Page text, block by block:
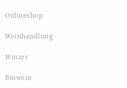
Onlineshop
Weinhandlung
Winzer
Biowein